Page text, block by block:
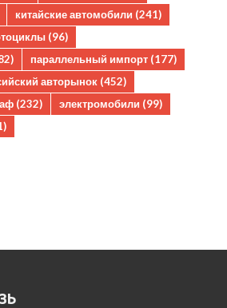
китайские автомобили (241)
(96)
параллельный импорт (177)
авторынок (452)
(232) электромобили (99)